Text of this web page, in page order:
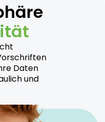
Daten
und